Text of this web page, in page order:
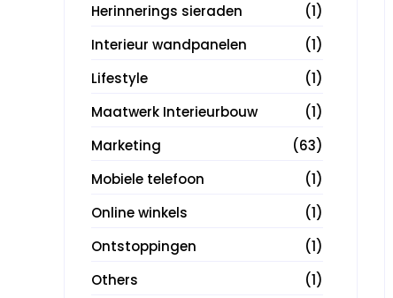
Herinnerings sieraden
(1)
Interieur wandpanelen
(1)
Lifestyle
(1)
Maatwerk Interieurbouw
(1)
Marketing
(63)
Mobiele telefoon
(1)
Online winkels
(1)
Ontstoppingen
(1)
Others
(1)